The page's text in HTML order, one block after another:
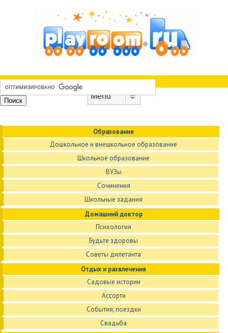
Образование
Дошкольное и внешкольное образование
Школьное образование
ВУЗы
Сочинения
Школьные задания
Домашний доктор
Психология
Будьте здоровы
Советы дилетанта
Отдых и развлечения
Садовые истории
Ассорти
События, поездки
Свадьба